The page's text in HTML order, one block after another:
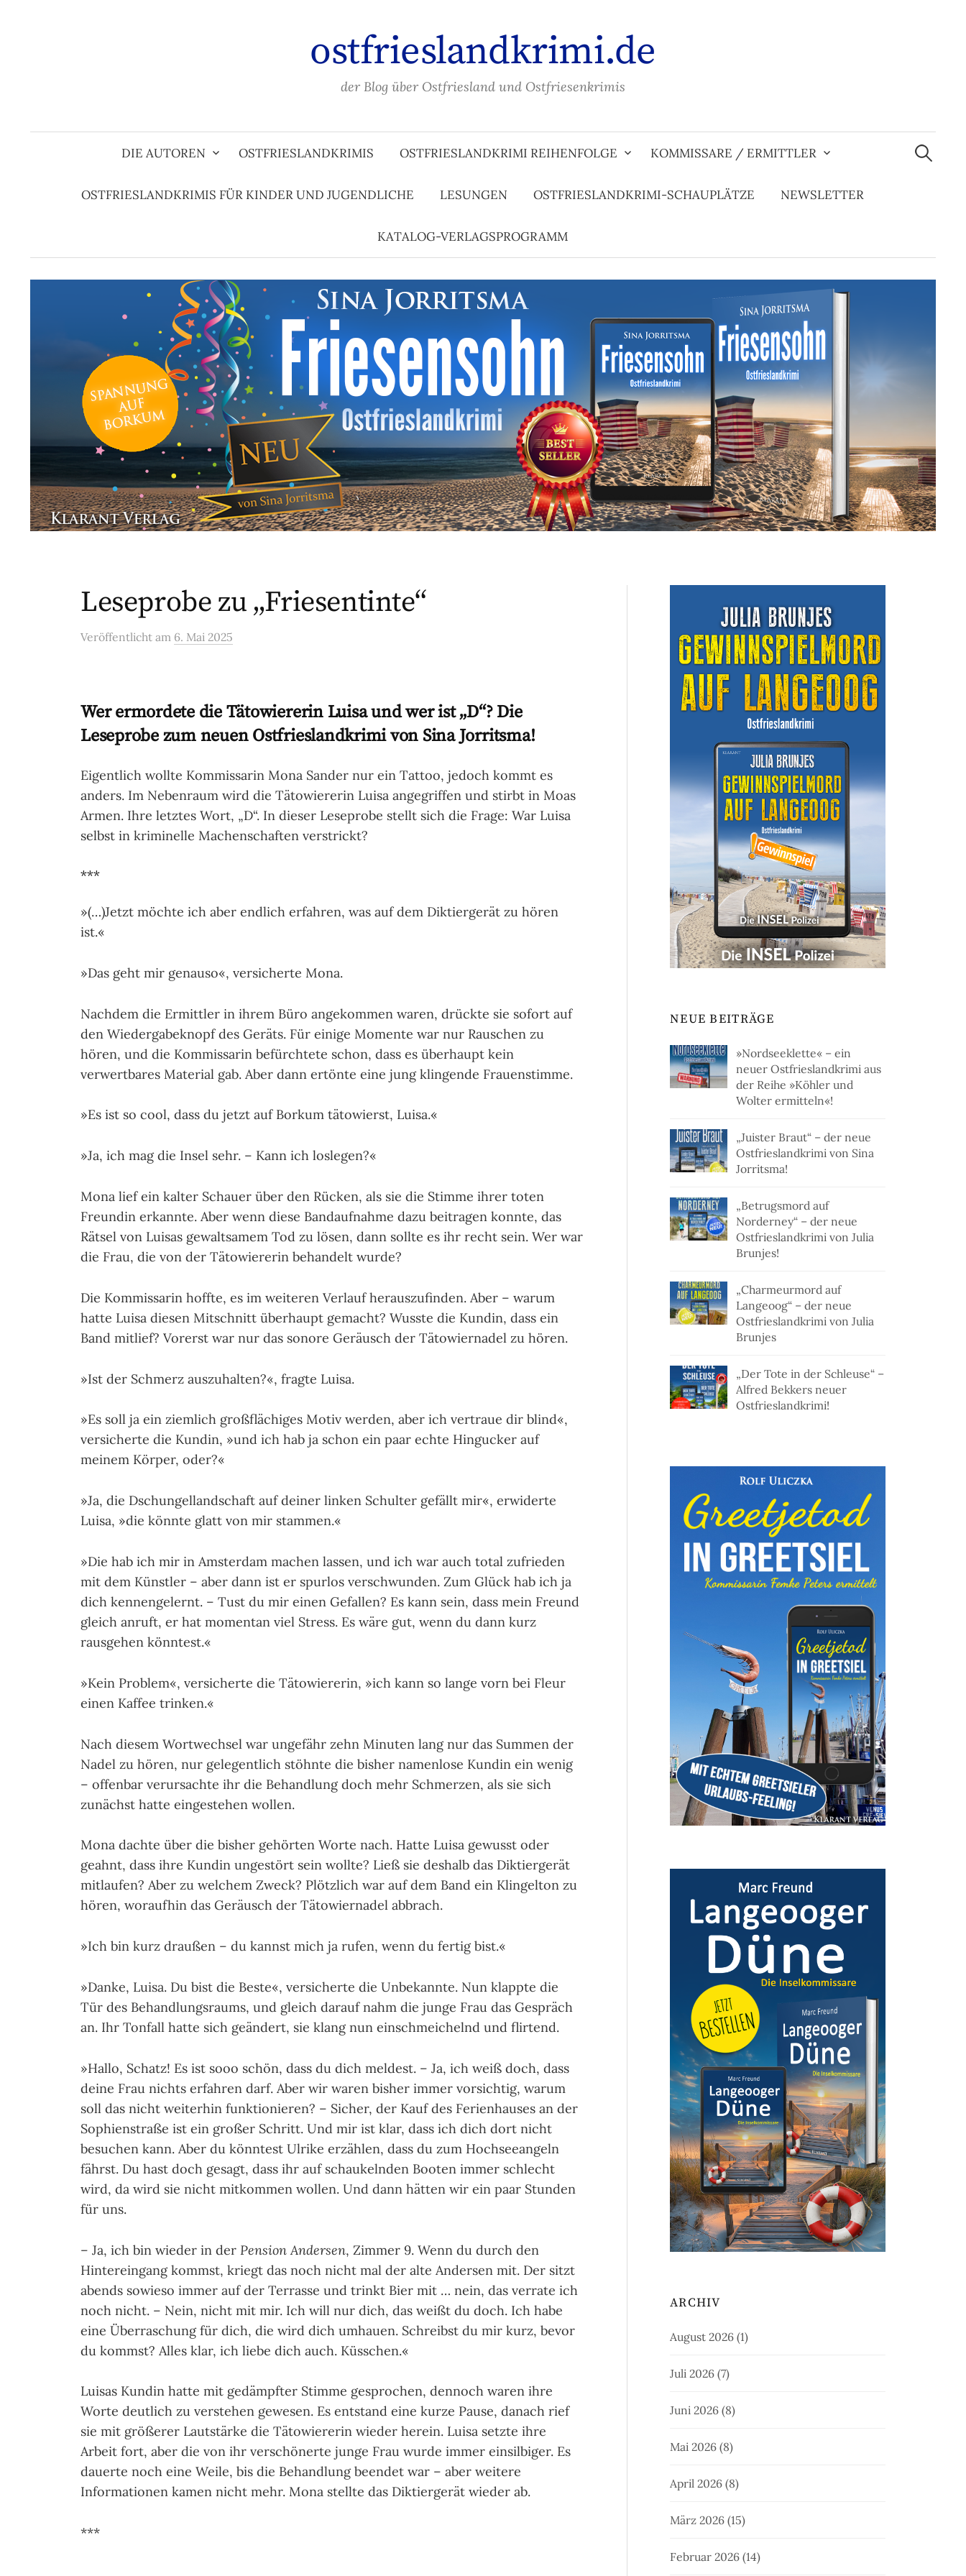
ostfrieslandkrimi.de
der Blog über Ostfriesland und Ostfriesenkrimis
DIE AUTOREN OSTFRIESLANDKRIMIS OSTFRIESLANDKRIMI REIHENFOLGE KOMMISSARE / ERMITTLER
OSTFRIESLANDKRIMIS FÜR KINDER UND JUGENDLICHE LESUNGEN OSTFRIESLANDKRIMI-SCHAUPLÄTZE NEWSLETTER
KATALOG-VERLAGSPROGRAMM
Suchen
nach:
Leseprobe zu „Friesentinte“
Veröffentlicht am 6. Mai 2025
Wer ermordete die Tätowiererin Luisa und wer ist „D“? Die
Leseprobe zum neuen Ostfrieslandkrimi von Sina Jorritsma!
Eigentlich wollte Kommissarin Mona Sander nur ein Tattoo, jedoch kommt es
anders. Im Nebenraum wird die Tätowiererin Luisa angegriffen und stirbt in Moas
Armen. Ihre letztes Wort, „D“. In dieser Leseprobe stellt sich die Frage: War Luisa
selbst in kriminelle Machenschaften verstrickt?
***
»(…)Jetzt möchte ich aber endlich erfahren, was auf dem Diktier­gerät zu hören
ist.«
»Das geht mir genauso«, versicherte Mona.
Nachdem die Ermittler in ihrem Büro angekommen waren, drückte sie sofort auf
den Wiedergabeknopf des Geräts. Für eini­ge Momente war nur Rauschen zu
hören, und die Kommissarin befürchtete schon, dass es überhaupt kein
verwertbares Material gab. Aber dann ertönte eine jung klingende Frauenstimme.
»Es ist so cool, dass du jetzt auf Borkum tätowierst, Luisa.«
»Ja, ich mag die Insel sehr. – Kann ich loslegen?«
Mona lief ein kalter Schauer über den Rücken, als sie die Stim­me ihrer toten
Freundin erkannte. Aber wenn diese Bandauf­nahme dazu beitragen konnte, das
Rätsel von Luisas gewaltsa­mem Tod zu lösen, dann sollte es ihr recht sein. Wer war
die Frau, die von der Tätowiererin behandelt wurde?
Die Kommissarin hoff­te, es im weiteren Verlauf herauszufinden. Aber – warum
hat­te Luisa diesen Mitschnitt überhaupt gemacht? Wusste die Kun­din, dass ein
Band mitlief? Vorerst war nur das sonore Geräusch der Tätowiernadel zu hören.
»Ist der Schmerz auszuhalten?«, fragte Luisa.
»Es soll ja ein ziemlich großflächiges Motiv werden, aber ich vertraue dir blind«,
versicherte die Kundin, »und ich hab ja schon ein paar echte Hingucker auf
meinem Körper, oder?«
»Ja, die Dschungellandschaft auf deiner linken Schulter gefällt mir«, erwiderte
Luisa, »die könnte glatt von mir stammen.«
»Die hab ich mir in Amsterdam machen lassen, und ich war auch total zufrieden
mit dem Künstler – aber dann ist er spurlos ver­schwun­den. Zum Glück hab ich ja
dich kennengelernt. – Tust du mir einen Gefallen? Es kann sein, dass mein Freund
gleich anruft, er hat momentan viel Stress. Es wäre gut, wenn du dann kurz
rausgehen könntest.«
»Kein Problem«, versicherte die Tätowiererin, »ich kann so lange vorn bei Fleur
einen Kaffee trinken.«
Nach diesem Wortwechsel war ungefähr zehn Minuten lang nur das Summen der
Nadel zu hören, nur gelegentlich stöhnte die bis­her namenlose Kundin ein wenig
– offenbar verursachte ihr die Be­hand­lung doch mehr Schmerzen, als sie sich
zunächst hatte eingestehen wollen.
Mona dachte über die bisher gehörten Worte nach. Hatte Luisa gewusst oder
geahnt, dass ihre Kundin unge­stört sein wollte? Ließ sie deshalb das Diktiergerät
mitlaufen? Aber zu welchem Zweck? Plötzlich war auf dem Band ein Klin­gel­ton zu
hören, woraufhin das Geräusch der Tätowiernadel abbrach.
»Ich bin kurz draußen – du kannst mich ja rufen, wenn du fertig bist.«
»Danke, Luisa. Du bist die Beste«, versicherte die Unbekannte. Nun klappte die
Tür des Behandlungsraums, und gleich darauf nahm die junge Frau das Gespräch
an. Ihr Tonfall hatte sich geändert, sie klang nun einschmeichelnd und flirtend.
»Hallo, Schatz! Es ist sooo schön, dass du dich meldest. – Ja, ich weiß doch, dass
deine Frau nichts erfahren darf. Aber wir waren bisher immer vorsichtig, warum
soll das nicht weiterhin funktio­nie­ren? – Sicher, der Kauf des Ferienhauses an der
Sophienstraße ist ein großer Schritt. Und mir ist klar, dass ich dich dort nicht
besuchen kann. Aber du könntest Ulrike erzählen, dass du zum Hochseeangeln
fährst. Du hast doch gesagt, dass ihr auf schau­keln­den Booten immer schlecht
wird, da wird sie nicht mitkom­men wollen. Und dann hätten wir ein paar Stunden
für uns.
– Ja, ich bin wieder in der Pension Andersen, Zimmer 9. Wenn du durch den
Hintereingang kommst, kriegt das noch nicht mal der alte Andersen mit. Der sitzt
abends sowieso immer auf der Terras­se und trinkt Bier mit … nein, das verrate ich
noch nicht. – Nein, nicht mit mir. Ich will nur dich, das weißt du doch. Ich habe
eine Überraschung für dich, die wird dich umhauen. Schreibst du mir kurz, bevor
du kommst? Alles klar, ich liebe dich auch. Küss­chen.«
Luisas Kundin hatte mit gedämpfter Stimme gesprochen, den­noch waren ihre
Worte deutlich zu verstehen gewesen. Es ent­stand eine kurze Pause, danach rief
sie mit größerer Lautstärke die Tätowiererin wieder herein. Luisa setzte ihre
Arbeit fort, aber die von ihr verschönerte junge Frau wurde immer einsilbiger. Es
dauerte noch eine Weile, bis die Behandlung beendet war – aber weitere
Informationen kamen nicht mehr. Mona stellte das Dik­tier­gerät wieder ab.
***
NEUE BEITRÄGE
»Nordseeklette« – ein
neuer Ostfrieslandkrimi aus
der Reihe »Köhler und
Wolter ermitteln«!
„Juister Braut“ – der neue
Ostfrieslandkrimi von Sina
Jorritsma!
„Betrugsmord auf
Norderney“ – der neue
Ostfrieslandkrimi von Julia
Brunjes!
„Charmeurmord auf
Langeoog“ – der neue
Ostfrieslandkrimi von Julia
Brunjes
„Der Tote in der Schleuse“ –
Alfred Bekkers neuer
Ostfrieslandkrimi!
ARCHIV
August 2026 (1)
Juli 2026 (7)
Juni 2026 (8)
Mai 2026 (8)
April 2026 (8)
März 2026 (15)
Februar 2026 (14)